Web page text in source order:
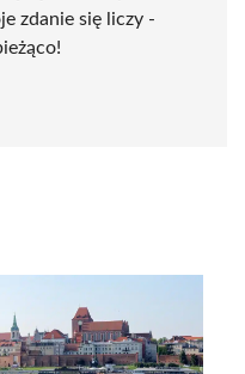
zdanie się liczy -